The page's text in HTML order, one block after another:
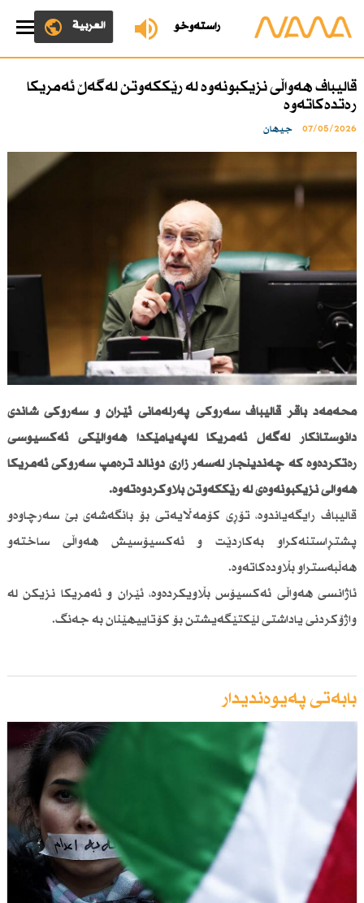
ڕاستەوخۆ العربية
قالیباف هەواڵی نزیكبونەوە لە رێككەوتن لەگەڵ ئەمریكا
رەتدەكاتەوە
07/05/2026 جیهان
محەمەد باقر قالیباف سەرۆكی پەرلەمانی ئێران و سەرۆكی شاندی
دانوستانكار لەگەڵ ئەمریكا لەپەیامێكدا هەواڵێكی ئەكسیۆسی
رەتكردەوە كە چەندینجار لەسەر زاری دۆناڵد ترەمپ سەرۆكی ئەمریكا
هەواڵی نزیكبونەوەی لە رێككەوتن بڵاوكردوەتەوە.
قالیباف رایگەیاندوە، تۆڕی كۆمەڵایەتی بۆ بانگەشەی بێ سەرچاوەو
پشتڕاستنەكراو بەكاردێت و ئەكسیۆسیش هەواڵی ساختەو
هەڵبەستراو بڵاودەكاتەوە.
ئاژانسی هەواڵی ئەكسیۆس بڵاویكردەوە، ئێران و ئەمریكا نزیكن لە
واژۆكردنی یاداشتی لێكتێگەیشتن بۆ كۆتاییهێنان بە جەنگ.
بابەتی پەیوەندیدار